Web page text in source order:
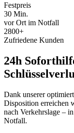
Festpreis
30 Min.
vor Ort im Notfall
2800+
Zufriedene Kunden
24h
Dank unserer
Disposition erreichen
nach Verkehrslage –
Notfall.